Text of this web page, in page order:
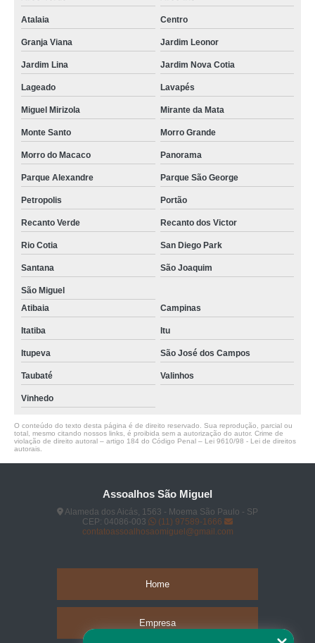
Atalaia Centro
Granja Viana Jardim Leonor
Jardim Lina Jardim Nova Cotia
Lageado Lavapés
Miguel Mirizola Mirante da Mata
Monte Santo Morro Grande
Morro do Macaco Panorama
Parque Alexandre Parque São George
Petropolis Portão
Recanto Verde Recanto dos Victor
Rio Cotia San Diego Park
Santana São Joaquim
São Miguel
Atibaia
Campinas
Itatiba Itu
Itupeva São José dos Campos
Taubaté Valinhos
Vinhedo
O conteúdo do texto desta página é de direito reservado. Sua reprodução, parcial ou
total, mesmo citando nossos links, é proibida sem a autorização do autor. Crime de
violação de direito autoral – artigo 184 do Código Penal – Lei 9610/98 - Lei de direitos
autorais
Assoalhos São Miguel
Alameda dos Aicás, 1563 - Moema São Paulo - SP
CEP: 04086-003
(11) 97589-1666
contatoassoalhosaomiguel@gmail.com
Home
Empresa